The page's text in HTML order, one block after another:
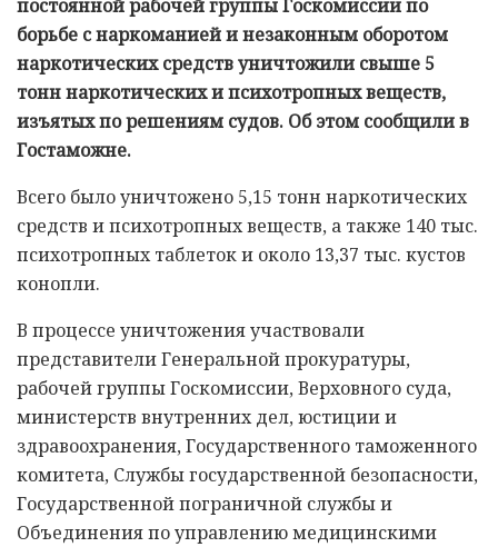
постоянной рабочей группы Госкомиссии по
борьбе с наркоманией и незаконным оборотом
наркотических средств уничтожили свыше 5
тонн наркотических и психотропных веществ,
изъятых по решениям судов. Об этом сообщили в
Гостаможне.
Всего было уничтожено 5,15 тонн наркотических
средств и психотропных веществ, а также 140 тыс.
психотропных таблеток и около 13,37 тыс. кустов
конопли.
В процессе уничтожения участвовали
представители Генеральной прокуратуры,
рабочей группы Госкомиссии, Верховного суда,
министерств внутренних дел, юстиции и
здравоохранения, Государственного таможенного
комитета, Службы государственной безопасности,
Государственной пограничной службы и
Объединения по управлению медицинскими